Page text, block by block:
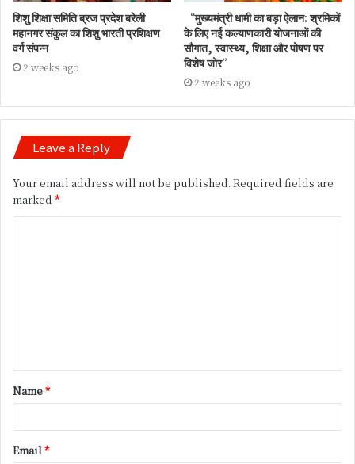
शिशु शिक्षा समिति ब्रज प्रदेश बरेली
महानगर संकुल का शिशु भारती प्रशिक्षण
वर्ग संपन्न
2 weeks ago
“मुख्यमंत्री धामी का बड़ा ऐलान: श्रमिकों
के लिए नई कल्याणकारी योजनाओं की
सौगात, स्वास्थ्य, शिक्षा और पोषण पर
विशेष जोर”
2 weeks ago
Leave a Reply
Your email address will not be published. Required fields are
marked *
t
*
Name*
Email *